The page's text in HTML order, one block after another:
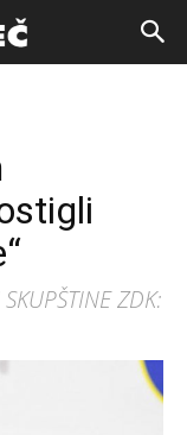
ZDK: